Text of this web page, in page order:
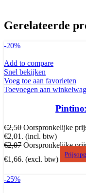
Gerelateerde
-20%
Add to compare
Snel bekijken
Voeg toe aan favorieten
Toevoegen aan
€2,50 Oorspronkelijke
€2,01. (incl. btw)
€2,07 Oorspronkelijke
€1,66. (excl. btw)
-25%